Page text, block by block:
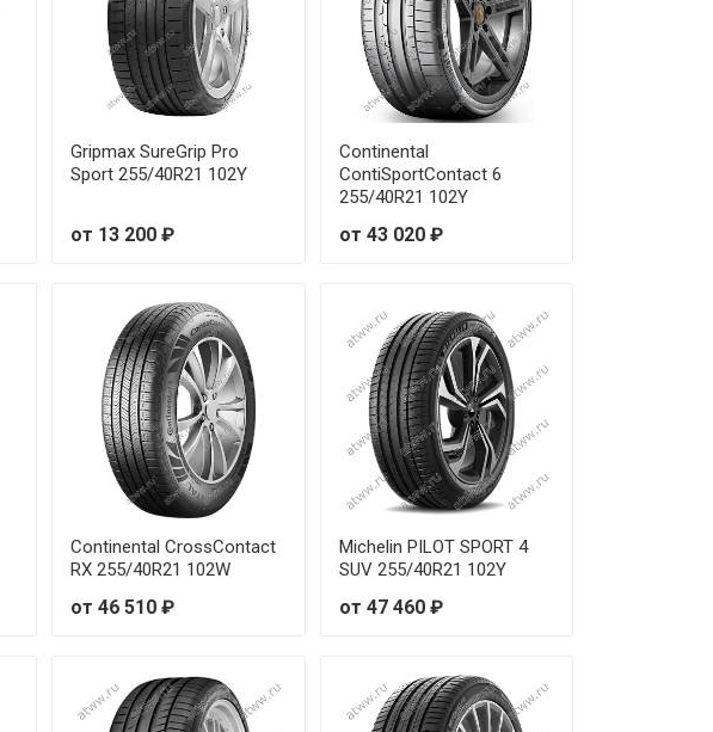
Gripmax SureGrip Pro
Sport 255/40R21 102Y
от 13 200 ₽
Continental
ContiSportContact 6
255/40R21 102Y
от 43 020 ₽
Continental CrossContact
RX 255/40R21 102W
от 46 510 ₽
Michelin PILOT SPORT 4
SUV 255/40R21 102Y
от 47 460 ₽